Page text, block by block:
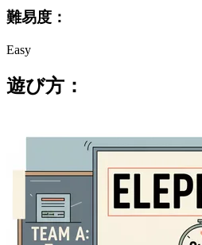
難易度：
Easy
遊び方：